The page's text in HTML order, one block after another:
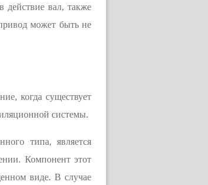
действие вал, также
может быть не
когда существует
системы.
типа, является
Компонент этот
виде. В случае